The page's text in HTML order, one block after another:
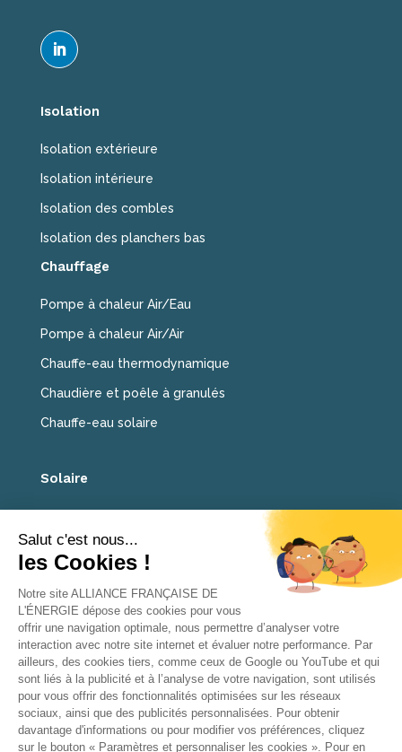
Isolation
Isolation extérieure
Isolation intérieure
Isolation des combles
Isolation des planchers bas
Chauffage
Pompe à chaleur Air/Eau
Pompe à chaleur Air/Air
Chauffe-eau thermodynamique
Chaudière et poêle à granulés
Chauffe-eau solaire
Solaire
Carport solaire photovoltaïque
Ventiler ma maison
VMC
Piloter ma maison
Domotique
NOUS CONTACTER